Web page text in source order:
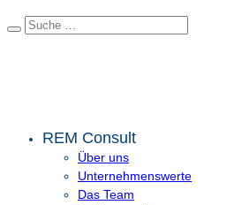
REM Consult
Über uns
Unternehmenswerte
Das Team